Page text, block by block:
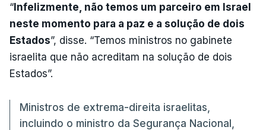
“Infelizmente, não temos um parceiro em Israel
neste momento para a paz e a solução de dois
Estados”, disse. “Temos ministros no gabinete
israelita que não acreditam na solução de dois
Estados”.
Ministros de extrema-direita israelitas,
incluindo o ministro da Segurança Nacional,